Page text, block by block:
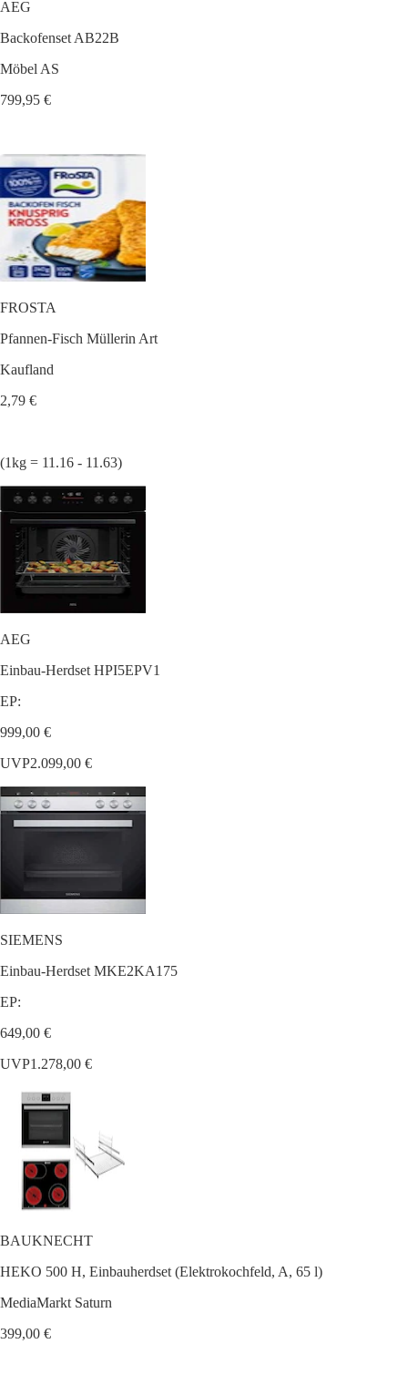
AEG
Backofenset AB22B
Möbel AS
799,95 €
FROSTA
Pfannen-Fisch Müllerin Art
Kaufland
2,79 €
(1kg = 11.16 - 11.63)
AEG
Einbau-Herdset HPI5EPV1
EP:
999,00 €
UVP2.099,00 €
SIEMENS
Einbau-Herdset MKE2KA175
EP:
649,00 €
UVP1.278,00 €
BAUKNECHT
HEKO 500 H, Einbauherdset (Elektrokochfeld, A, 65 l)
MediaMarkt Saturn
399,00 €